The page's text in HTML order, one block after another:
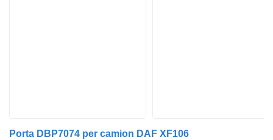
Porta DBP7074 per camion DAF XF106